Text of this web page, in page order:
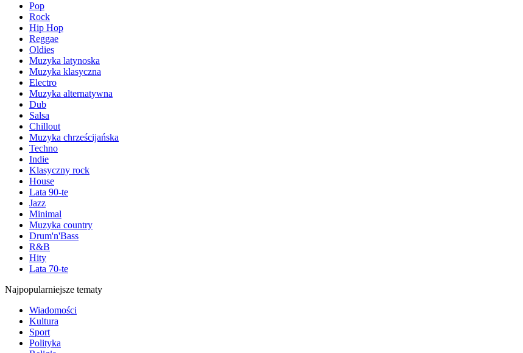
Pop
Rock
Hip Hop
Reggae
Oldies
Muzyka latynoska
Muzyka klasyczna
Electro
Muzyka alternatywna
Dub
Salsa
Chillout
Muzyka chrześcijańska
Techno
Indie
Klasyczny rock
House
Lata 90-te
Jazz
Minimal
Muzyka country
Drum'n'Bass
R&B
Hity
Lata 70-te
Najpopularniejsze tematy
Wiadomości
Kultura
Sport
Polityka